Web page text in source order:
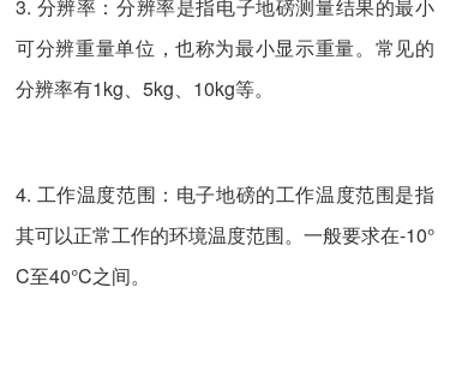
3. 分辨率：分辨率是指电子地磅测量结果的最小
可分辨重量单位，也称为最小显示重量。常见的
分辨率有1kg、5kg、10kg等。
4. 工作温度范围：电子地磅的工作温度范围是指
其可以正常工作的环境温度范围。一般要求在-10°
C至40°C之间。